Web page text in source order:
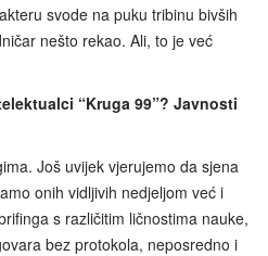
svode na puku tribinu bivših
nešto rekao. Ali, to je već
“Kruga 99”? Javnosti
Još uvijek vjerujemo da sjena
onih vidljivih nedjeljom već i
s različitim ličnostima nauke,
bez protokola, neposredno i